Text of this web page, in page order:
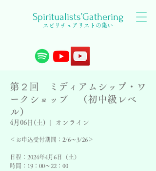
Spiritualists’Gathering
スピリチュアリストの集い
第２回 ミディアムシップ・ワ
ークショップ （初中級レベ
ル）
4月06日(土) オンライン
＜お申込受付期間：2/6〜3/26＞
日程：2024年4月6日（土）
時間：19：00〜22：00